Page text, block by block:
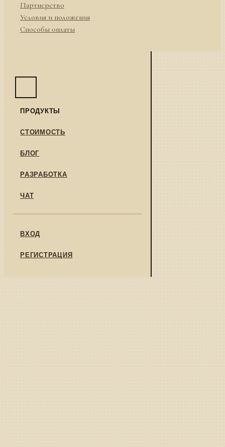
Партнерство
Условия и положения
Способы оплаты
ПРОДУКТЫ
СТОИМОСТЬ
БЛОГ
РАЗРАБОТКА
ЧАТ
ВХОД
РЕГИСТРАЦИЯ